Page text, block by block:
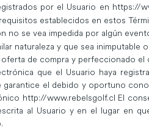
por el Usuario en https://
establecidos en estos
no se vea impedida por algún
naturaleza y que sea inimputable
oferta de compra y perfeccionado
que el Usuario haya
garantice el debido y oportuno
http://www.rebelsgolf.cl El
al Usuario y en el lugar en